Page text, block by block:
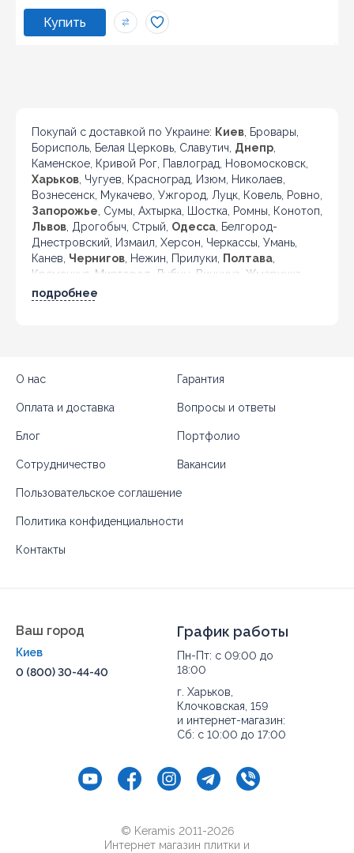
Покупай с доставкой по Украине: Киев , Бровары,
Борисполь, Белая Церковь, Славутич, Днепр
Каменское, Кривой Рог, Павлоград, Новомосковск,
Харьков , Чугуев, Красноград, Изюм, Николаев,
Вознесенск, Мукачево, Ужгород, Луцк, Ковель, Ровно,
Запорожье , Сумы, Ахтырка, Шостка, Ромны, Конотоп,
Львов , Дрогобыч, Стрый, Одесса , Белгород-
Днестровский, Измаил, Херсон, Черкассы, Умань,
Канев, Чернигов , Нежин, Прилуки, Полтава
Кременчуг, Миргород, Лубны, Винница, Жмеринка,
Гайсин, Бердичев, Житомир, Новоград-Волынский,
Коростень, Рогатин, Кировоград, Александрия,
подробнее
О нас Гарантия
Оплата и доставка Вопросы и ответы
Блог Портфолио
Сотрудничество Вакансии
Пользовательское соглашение
Политика конфиденциальности
Контакты
Ваш город
Киев
0 (800) 30-44-40
График работы
Пн-Пт: с 09:00 до
18:00
г. Харьков,
Клочковская, 159
и интернет-магазин:
Сб: с 10:00 до 17:00
© Keramis 2011-2026
Интернет магазин плитки и